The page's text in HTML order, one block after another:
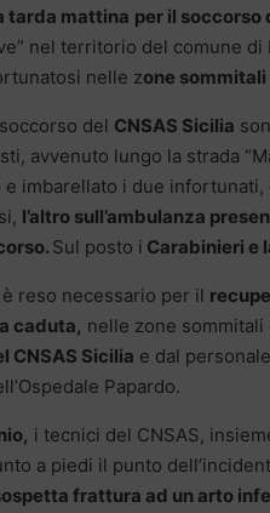
tarda mattina per il
nel territorio del comune
nelle zone sommitali
del CNSAS Sicilia
avvenuto lungo la strada
imbarellato i due infortunati,
l’altro sull’ambulanza
Sul posto i Carabinieri e
reso necessario per il
caduta, nelle zone sommitali
CNSAS Sicilia e dal
Papardo.
i tecnici del CNSAS,
a piedi il punto
frattura ad un arto